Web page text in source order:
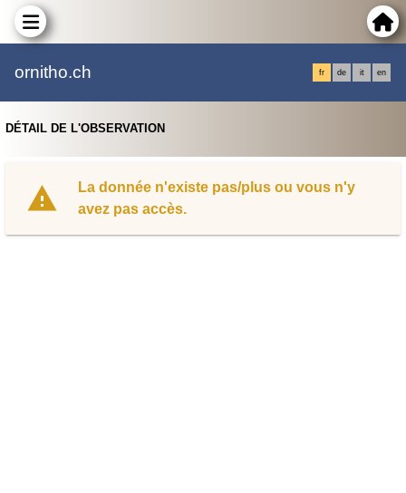
ornitho.ch fr de it en
DÉTAIL DE L'OBSERVATION
La donnée n'existe pas/plus ou vous n'y
avez pas accès.